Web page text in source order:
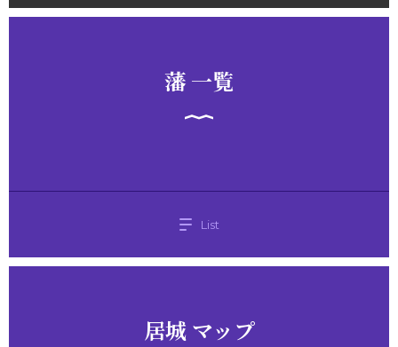
藩 一覧
List
居城 マップ